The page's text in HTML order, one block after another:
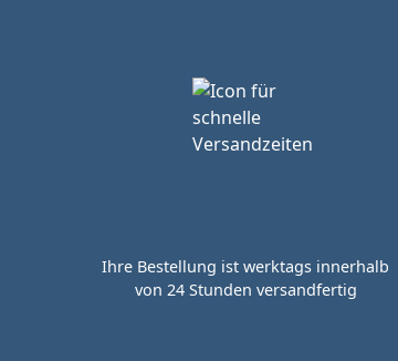
Ihre Bestellung ist werktags innerhalb
von 24 Stunden versandfertig